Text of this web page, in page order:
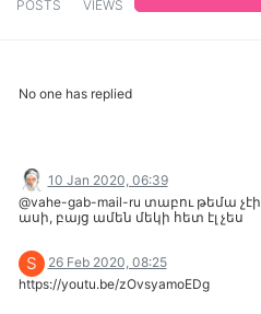
POSTS VIEWS
No one has replied
10 Jan 2020, 06:39
@vahe-gab-mail-ru տաբու թեմա չէի
ասի, բայց ամեն մեկի հետ էլ չես
ուղղակի հիշել էտ ամենը ու իրենց
պարտավորված զգալ։ Երբ դու
սկսում ես խոսել էտ թեմայից,
դիմացդ կանգնած գերմանացին
S
26 Feb 2020, 08:25
https://youtu.be/zOvsyamoEDg